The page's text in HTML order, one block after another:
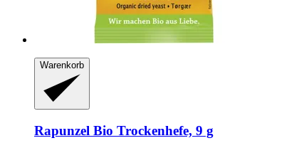
Warenkorb
Rapunzel Bio Trockenhefe, 9 g